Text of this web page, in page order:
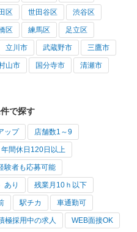
区 世田谷区 渋谷区
区 練馬区 足立区
立川市 武蔵野市 三鷹市
山市 国分寺市 清瀬市
で探す
ップ 店舗数1～9
年間休日120日以上
験者も応募可能
あり 残業月10ｈ以下
駅チカ 車通勤可
極採用中の求人 WEB面接OK